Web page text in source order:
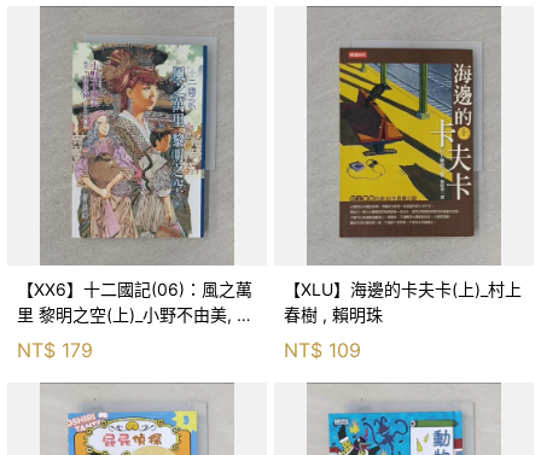
【XX6】十二國記(06)：風之萬
里 黎明之空(上)_小野不由美, 王
蘊潔
NT$ 179
【XLU】海邊的卡夫卡(上)_村上
春樹 , 賴明珠
NT$ 109